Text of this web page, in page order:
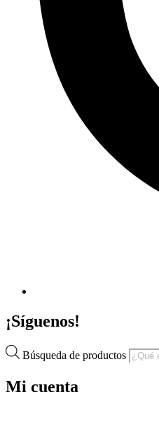
¡Síguenos!
Búsqueda de productos
Mi cuenta